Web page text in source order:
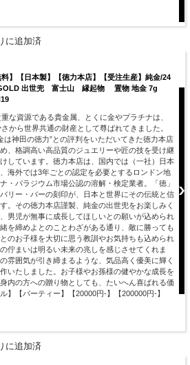
に追加済
料】【日本製】【徳力本店】【受注生産】純金/24
出世兜 富士山 縁起物 置物 地金 7g
な資源である貴金属、とくに金やプラチナは、
から世界共通の財産として尊ばれてきました。
は神田の徳力”との評判をいただいてきた徳力本店
、格調高い高品質のジュエリーや匠の技を受け継
しています。徳力本店は、国内では（一社）日本
海外では3年ごとの認定を必要とするロンドン地
・パラジウム市場公認の溶解・検定業者。「徳」
リー・バーの刻印が、日本と世界にその伝統と信
。その徳力本店謹製、純金の出世兜をお楽しみく
男児が無事に成長してほしいとの願いが込められ
を締めよとのことわざがある通り、敵に勝っても
のお子様を大切に思う教訓やお気持ちも込められ
佇まいは明るい未来の兆しを感じさせてくれま
雰囲気が引き締まるような、気品高く優美に輝く
いたしました。お子様やお孫様の健やかな成長を
内の方への贈り物としても、たいへん喜ばれる価
】【パーティー】【20000円-】【200000円-】
に追加済